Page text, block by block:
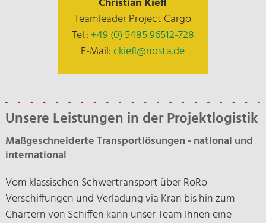
Teamleader Project Cargo
Tel.: +49 (0) 5485 96512-728
E-Mail:ckiefl@nosta.de
Unsere Leistungen in der Projektlogistik
Maßgeschneiderte Transportlösungen - national und
international
Vom klassischen Schwertransport über RoRo
Verschiffungen und Verladung via Kran bis hin zum
Chartern von Schiffen kann unser Team Ihnen eine